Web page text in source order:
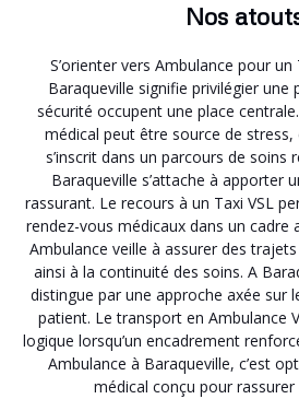
Nos
S’orienter vers Ambulance pour
Baraqueville signifie privilégier une
sécurité occupent une place
médical peut être source de stress,
s’inscrit dans un parcours de soins
Baraqueville s’attache à apporter
rassurant. Le recours à un Taxi VSL
rendez-vous médicaux dans un cadre
Ambulance veille à assurer des
ainsi à la continuité des soins. A
distingue par une approche axée sur
patient. Le transport en Ambulance
logique lorsqu’un encadrement
Ambulance à Baraqueville, c’est
médical conçu pour